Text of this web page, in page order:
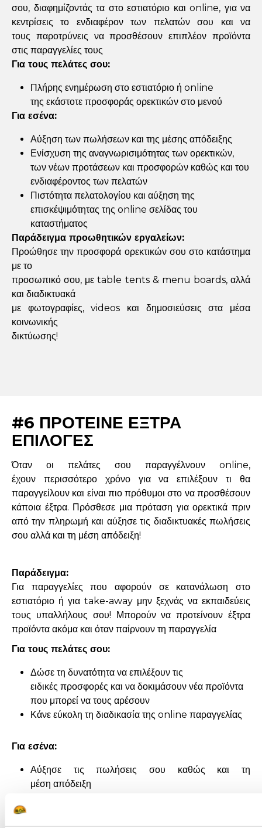
σου, διαφημίζοντάς τα στο εστιατόριο και online, για να
κεντρίσεις το ενδιαφέρον των πελατών σου και να
τους παροτρύνεις να προσθέσουν επιπλέον προϊόντα
στις παραγγελίες τους
Για τους πελάτες σου:
Πλήρης ενημέρωση στο εστιατόριο ή online
της εκάστοτε προσφοράς ορεκτικών στο μενού
Για εσένα:
Αύξηση των πωλήσεων και της μέσης απόδειξης
Ενίσχυση της αναγνωρισιμότητας των ορεκτικών,
των νέων προτάσεων και προσφορών καθώς και του
ενδιαφέροντος των πελατών
Πιστότητα πελατολογίου και αύξηση της
επισκέψιμότητας της online σελίδας του
καταστήματος
Παράδειγμα προωθητικών εργαλείων:
Προώθησε την προσφορά ορεκτικών σου στο κατάστημα
με το
προσωπικό σου, με table tents & menu boards, αλλά
και διαδικτυακά
με φωτογραφίες, videos και δημοσιεύσεις στα μέσα
κοινωνικής
δικτύωσης!
#6 ΠΡΟΤΕΙΝΕ ΕΞΤΡΑ
ΕΠΙΛΟΓΕΣ
Όταν οι πελάτες σου παραγγέλνουν online,
έχουν περισσότερο χρόνο για να επιλέξουν τι θα
παραγγείλουν και είναι πιο πρόθυμοι στο να προσθέσουν
κάποια έξτρα. Πρόσθεσε μια πρόταση για ορεκτικά πριν
από την πληρωμή και αύξησε τις διαδικτυακές πωλήσεις
σου αλλά και τη μέση απόδειξη!
Παράδειγμα:
Για παραγγελίες που αφορούν σε κατανάλωση στο
εστιατόριο ή για take-away μην ξεχνάς να εκπαιδεύεις
τoυς υπαλλήλους σου! Μπορούν να προτείνουν έξτρα
προϊόντα ακόμα και όταν παίρνουν τη παραγγελία
Για τους πελάτες σου:
Δώσε τη δυνατότητα να επιλέξουν τις
ειδικές προσφορές και να δοκιμάσουν νέα προϊόντα
που μπορεί να τους αρέσουν
Κάνε εύκολη τη διαδικασία της online παραγγελίας
Για εσένα:
Αύξησε τις πωλήσεις σου καθώς και τη
μέση απόδειξη